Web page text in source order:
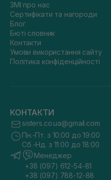
ЗМІ про нас
Сертифікати та нагороди
Блог
Бюті словник
Контакти
Умови використання сайту
Політика конфіденційності
КОНТАКТИ
sisters.co.ua@gmail.com
Пн.-Пт. з 10:00 до 19:00
Сб.-Нд. з 11:00 до 18:00
Менеджер
+38 (097) 612-54-81
+38 (097) 788-12-88